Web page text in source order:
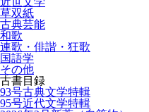
草双紙
古典芸能
和歌
連歌・俳諧・狂歌
国語学
その他
古書目録
93号古典文学特輯
95号近代文学特輯